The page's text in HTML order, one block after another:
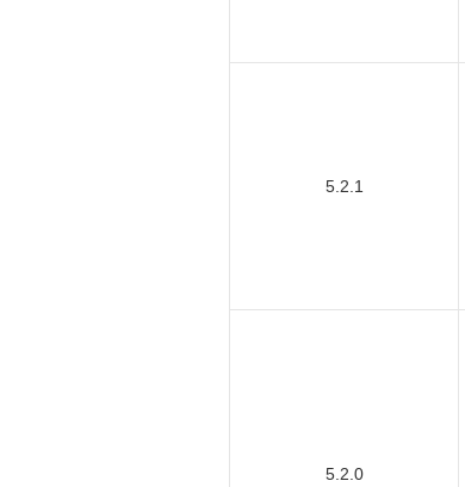
5.2.1
5.2.0